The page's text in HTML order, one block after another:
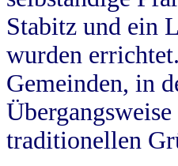
Stabitz und ein
wurden
Gemeinden, in
traditionellen